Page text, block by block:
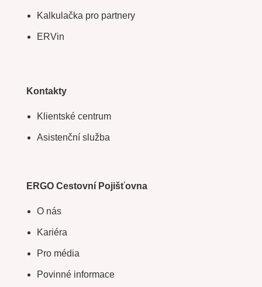
Kalkulačka pro partnery
ERVin
Kontakty
Klientské centrum
Asistenční služba
ERGO Cestovní Pojišťovna
O nás
Kariéra
Pro média
Povinné informace